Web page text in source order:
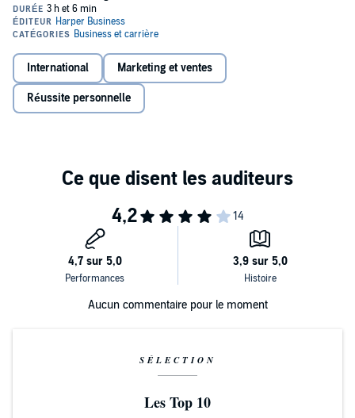
innovative rules for understanding and succeeding in the
international marketplace. From the Law of Leadership, to The Law
of the Category, to The Law of the Mind, these valuable insights
products. Violate them at your own risk.
International Marketing et ventes
Réussite personnelle
Aucun commentaire pour le moment
SÉLECTION
Les Top 10